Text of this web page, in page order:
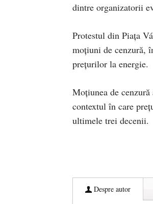
dintre organizatorii
Protestul din Piaţa
moţiuni de cenzură,
preţurilor la energie.
Moţiunea de
contextul în care
ultimele trei decenii.
Despre autor